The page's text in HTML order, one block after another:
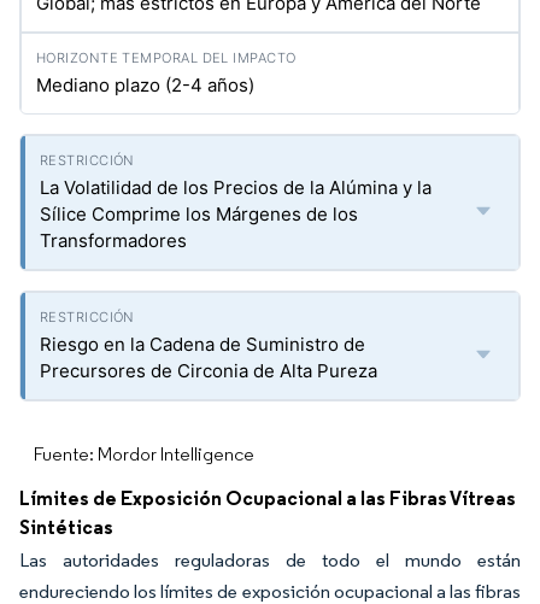
Mediano plazo (2-4 años)
La Volatilidad de los Precios de la Alúmina y la
Sílice Comprime los Márgenes de los
Transformadores
Riesgo en la Cadena de Suministro de
Precursores de Circonia de Alta Pureza
Fuente: Mordor Intelligence
Límites de Exposición Ocupacional a las Fibras Vítreas
Sintéticas
Las autoridades reguladoras de todo el mundo están
endureciendo los límites de exposición ocupacional a las fibras